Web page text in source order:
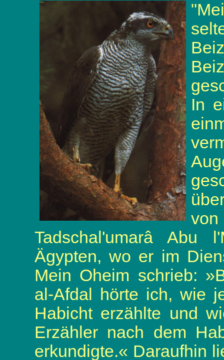
In
Tadschal'umarâ Abu
Ägypten, wo er im
Mein Oheim schrieb:
al-Afdal hörte ich, wie
Habicht erzählte und
Erzähler nach dem
erkundigte.« Daraufhin